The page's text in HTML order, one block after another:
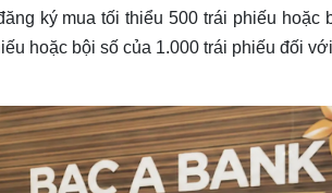
ký mua tối thiểu 500 trái phiếu hoặc
hoặc bội số của 1.000 trái phiếu đối